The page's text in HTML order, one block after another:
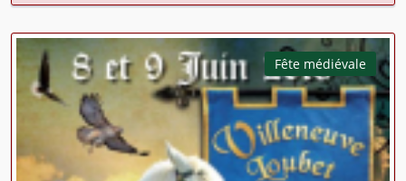
Fête médiévale